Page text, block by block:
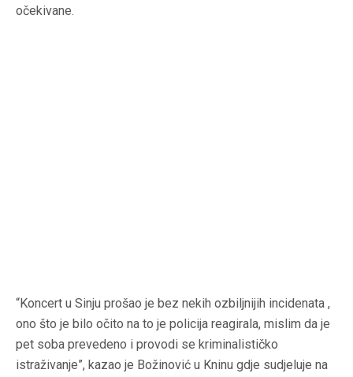
očekivane.
“Koncert u Sinju prošao je bez nekih ozbiljnijih incidenata ,
ono što je bilo očito na to je policija reagirala, mislim da je
pet soba prevedeno i provodi se kriminalističko
istraživanje”, kazao je Božinović u Kninu gdje sudjeluje na